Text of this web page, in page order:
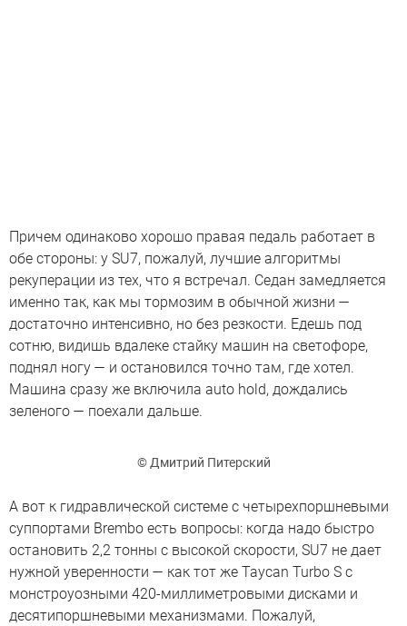
Причем одинаково хорошо правая педаль работает в
обе стороны: у SU7, пожалуй, лучшие алгоритмы
рекуперации из тех, что я встречал. Седан замедляется
именно так, как мы тормозим в обычной жизни —
достаточно интенсивно, но без резкости. Едешь под
сотню, видишь вдалеке стайку машин на светофоре,
поднял ногу — и остановился точно там, где хотел.
Машина сразу же включила auto hold, дождались
зеленого — поехали дальше.
© Дмитрий Питерский
А вот к гидравлической системе с четырехпоршневыми
суппортами Brembo есть вопросы: когда надо быстро
остановить 2,2 тонны с высокой скорости, SU7 не дает
нужной уверенности — как тот же Taycan Turbo S с
монстроуозными 420-миллиметровыми дисками и
десятипоршневыми механизмами. Пожалуй,